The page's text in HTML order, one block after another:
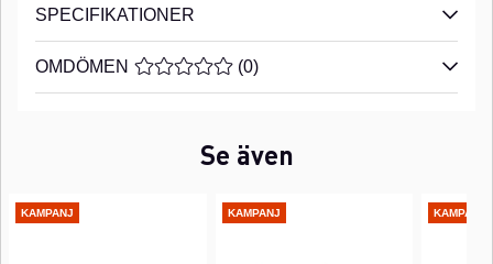
SPECIFIKATIONER
OMDÖMEN MEDELBETYG 0 AV 5 ANTAL BETYG 0
(0)
Se även
KAMPANJ KAMPANJ KAMPANJ